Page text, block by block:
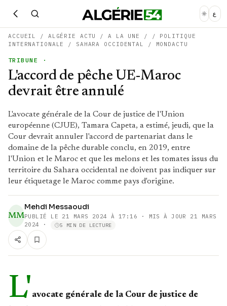
ع
ACCUEIL / ALGÉRIE ACTU /A LA UNE / / POLITIQUE
INTERNATIONALE
/ SAHARA OCCIDENTAL / MONDACTU
TRIBUNE ·
L'accord de pêche UE-Maroc
devrait être annulé
L'avocate générale de la Cour de justice de l'Union
européenne (CJUE), Tamara Capeta, a estimé, jeudi, que la
Cour devrait annuler l'accord de partenariat dans le
domaine de la pêche durable conclu, en 2019, entre
l'Union et le Maroc et que les melons et les tomates issus du
territoire du Sahara occidental ne doivent pas indiquer sur
leur étiquetage le Maroc comme pays d'origine.
MM
Mehdi Messaoudi
PUBLIÉ LE 21 MARS 2024 À 17:16 · MIS À JOUR 21 MARS
2024
· 5 MIN DE LECTURE
L' avocate générale de la Cour de justice de